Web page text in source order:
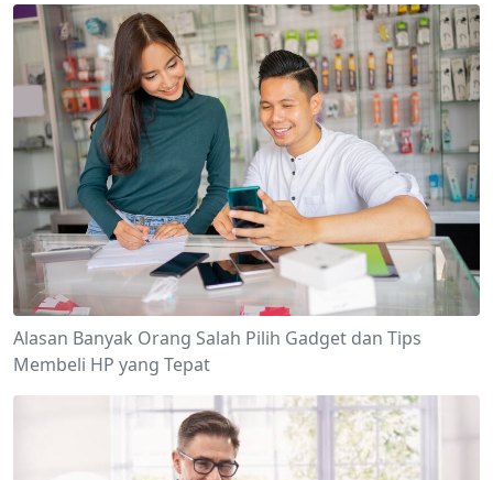
Alasan Banyak Orang Salah Pilih Gadget dan Tips
Membeli HP yang Tepat